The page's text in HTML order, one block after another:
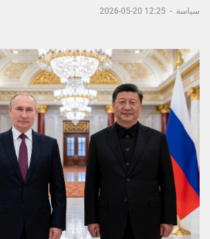
سياسة -
12:25 20-05-2026